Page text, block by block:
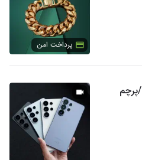
پرداخت امن
طرحSAMSUNG S26ULTRA/پرچم